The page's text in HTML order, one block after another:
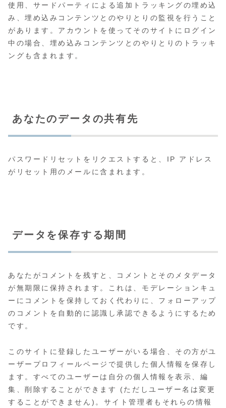
使用、サードパーティによる追加トラッキングの埋め込
み、埋め込みコンテンツとのやりとりの監視を行うこと
があります。アカウントを使ってそのサイトにログイン
中の場合、埋め込みコンテンツとのやりとりのトラッキ
ングも含まれます。
あなたのデータの共有先
パスワードリセットをリクエストすると、IP アドレス
がリセット用のメールに含まれます。
データを保存する期間
あなたがコメントを残すと、コメントとそのメタデータ
が無期限に保持されます。これは、モデレーションキュ
ーにコメントを保持しておく代わりに、フォローアップ
のコメントを自動的に認識し承認できるようにするため
です。
このサイトに登録したユーザーがいる場合、その方がユ
ーザープロフィールページで提供した個人情報を保存し
ます。すべてのユーザーは自分の個人情報を表示、編
集、削除することができます (ただしユーザー名は変更
することができません)。サイト管理者もそれらの情報